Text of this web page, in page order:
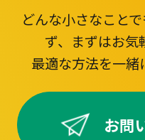
どんな小さなこと
ず、まずはお気
最適な方法を一緒
お問